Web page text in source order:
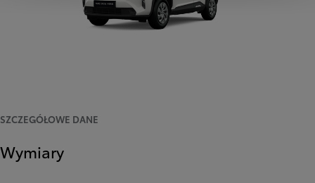
SZCZEGÓŁOWE DANE
Wymiary